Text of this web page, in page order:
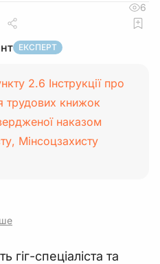
6
ЕКСПЕРТ
2.6 Інструкції про
трудових книжок
наказом
Мінсоцзахисту
гіг-спеціаліста та